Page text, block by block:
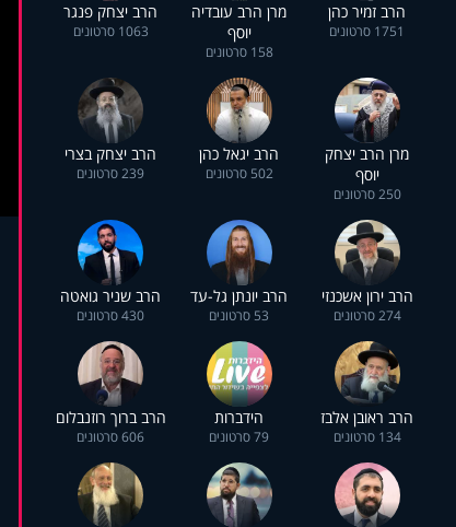
הרב זמיר כהן
1751 סרטונים
מרן הרב עובדיה
יוסף
158 סרטונים
הרב יצחק פנגר
1063 סרטונים
מרן הרב יצחק
יוסף
250 סרטונים
הרב יגאל כהן
502 סרטונים
הרב יצחק בצרי
239 סרטונים
הרב ירון אשכנזי
274 סרטונים
הרב יונתן גל-עד
53 סרטונים
הרב שניר גואטה
430 סרטונים
הרב ראובן אלבז
134 סרטונים
הידברות
79 סרטונים
הרב ברוך רוזנבלום
606 סרטונים